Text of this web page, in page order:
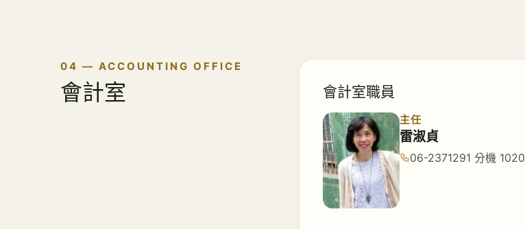
04 — ACCOUNTING OFFICE
會計室 會計室職員
主任
雷淑貞
06-2371291 分機 1020